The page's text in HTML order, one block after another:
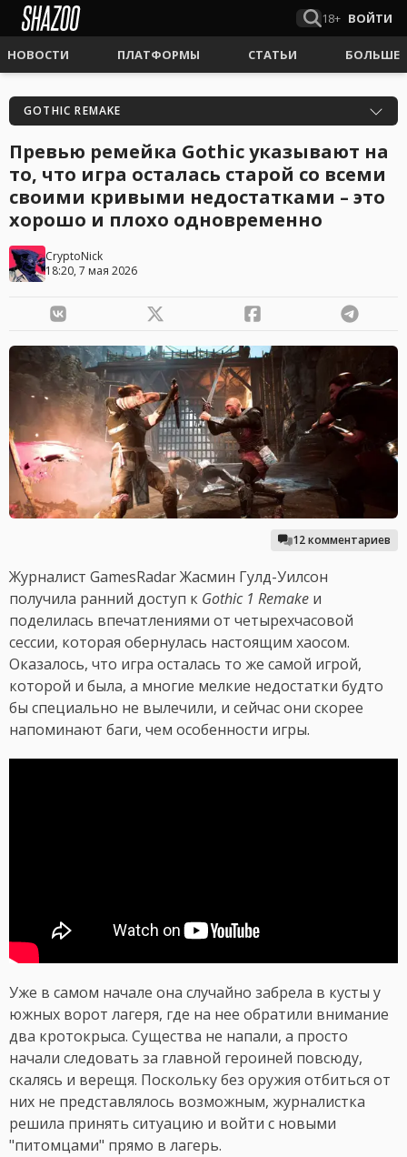
18+ ВОЙТИ
НОВОСТИ ПЛАТФОРМЫ СТАТЬИ БОЛЬШЕ
GOTHIC REMAKE
Превью ремейка Gothic указывают на
то, что игра осталась старой со всеми
своими кривыми недостатками – это
хорошо и плохо одновременно
CryptoNick
18:20, 7 мая 2026
12 комментариев
Журналист GamesRadar Жасмин Гулд-Уилсон
получила ранний доступ к Gothic 1 Remake и
поделилась впечатлениями от четырехчасовой
сессии, которая обернулась настоящим хаосом.
Оказалось, что игра осталась то же самой игрой,
которой и была, а многие мелкие недостатки будто
бы специально не вылечили, и сейчас они скорее
напоминают баги, чем особенности игры.
Уже в самом начале она случайно забрела в кусты у
южных ворот лагеря, где на нее обратили внимание
два кротокрыса. Существа не напали, а просто
начали следовать за главной героиней повсюду,
скалясь и верещя. Поскольку без оружия отбиться от
них не представлялось возможным, журналистка
решила принять ситуацию и войти с новыми
"питомцами" прямо в лагерь.